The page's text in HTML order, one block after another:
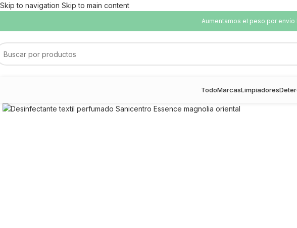
Skip to navigation Skip to main content
Aumentamos el peso por envío
TodoMarcasLimpiadores